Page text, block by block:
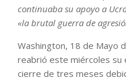
continuaba su apoyo a
«la brutal guerra de
Washington, 18 de Mayo
reabrió este miércoles su
cierre de tres meses